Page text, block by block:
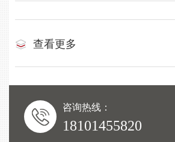
查看更多
咨询热线：
18101455820